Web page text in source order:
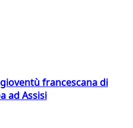
francescana di
ad Assisi